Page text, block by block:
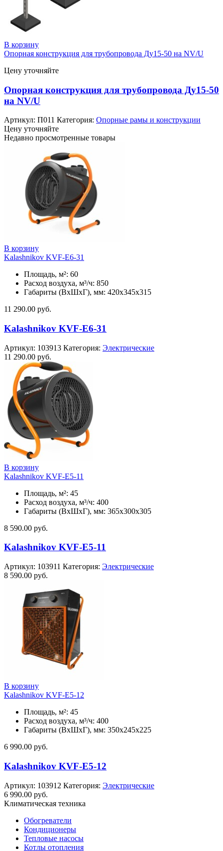
В корзину
Опорная конструкция для трубопровода Ду15-50 на NV/U
Цену уточняйте
Опорная конструкция для трубопровода Ду15-50
на NV/U
Артикул: П011 Категория: Опорные рамы и конструкции
Цену уточняйте
Недавно просмотренные товары
В корзину
Kalashnikov KVF-E6-31
Площадь, м²: 60
Расход воздуха, м³/ч: 850
Габариты (ВхШхГ), мм: 420x345x315
11 290.00 руб.
Kalashnikov KVF-E6-31
Артикул: 103913 Категория: Электрические
11 290.00 руб.
В корзину
Kalashnikov KVF-E5-11
Площадь, м²: 45
Расход воздуха, м³/ч: 400
Габариты (ВхШхГ), мм: 365x300x305
8 590.00 руб.
Kalashnikov KVF-E5-11
Артикул: 103911 Категория: Электрические
8 590.00 руб.
В корзину
Kalashnikov KVF-E5-12
Площадь, м²: 45
Расход воздуха, м³/ч: 400
Габариты (ВхШхГ), мм: 350x245x225
6 990.00 руб.
Kalashnikov KVF-E5-12
Артикул: 103912 Категория: Электрические
6 990.00 руб.
Климатическая техника
Обогреватели
Кондиционеры
Тепловые насосы
Котлы отопления